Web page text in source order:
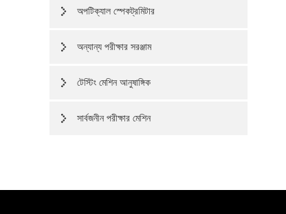
অপটিক্যাল স্পেকট্রমিটার
অন্যান্য পরীক্ষার সরঞ্জাম
টেস্টিং মেশিন আনুষাঙ্গিক
সার্বজনীন পরীক্ষার মেশিন